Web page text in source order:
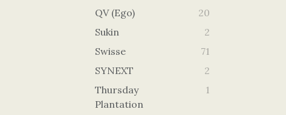
QV (Ego)
20
Sukin
2
Swisse
71
SYNEXT
2
Thursday
Plantation
1